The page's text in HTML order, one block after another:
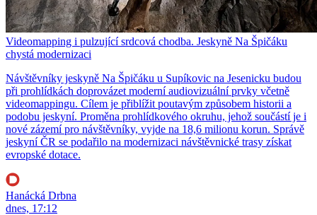
Videomapping i pulzující srdcová chodba. Jeskyně Na Špičáku
chystá modernizaci
Návštěvníky jeskyně Na Špičáku u Supíkovic na Jesenicku budou
při prohlídkách doprovázet moderní audiovizuální prvky včetně
videomappingu. Cílem je přiblížit poutavým způsobem historii a
podobu jeskyní. Proměna prohlídkového okruhu, jehož součástí je i
nové zázemí pro návštěvníky, vyjde na 18,6 milionu korun. Správě
jeskyní ČR se podařilo na modernizaci návštěvnické trasy získat
evropské dotace.
Hanácká Drbna
dnes, 17:12